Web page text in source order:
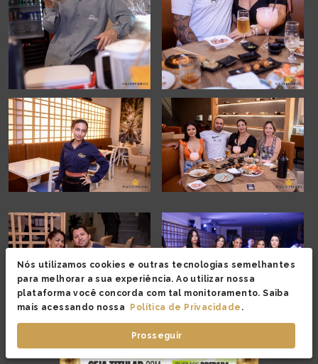
Nós utilizamos cookies e outras tecnologias semelhantes
para melhorar a sua experiência. Ao utilizar nossa
plataforma você concorda com tal monitoramento. Saiba
mais acessando nossa
Política de Privacidade .
Prosseguir